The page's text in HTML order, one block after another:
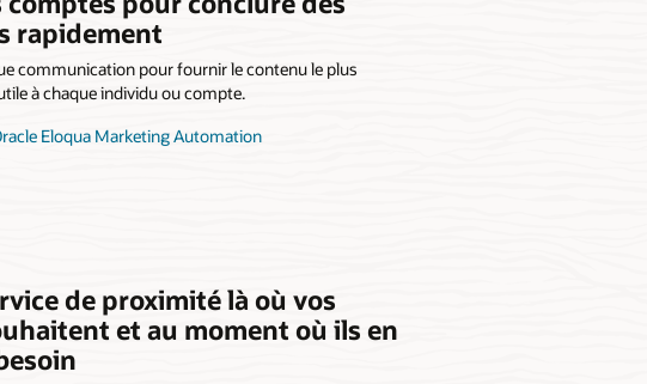
rapidement
communication pour fournir le contenu le plus
à chaque individu ou compte.
Eloqua Marketing Automation
de proximité là où vos
et au moment où ils en